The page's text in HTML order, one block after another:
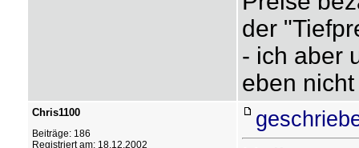
der
- ich aber
eben
Chris1100
Beiträge: 186
Registriert am: 18.12.2002